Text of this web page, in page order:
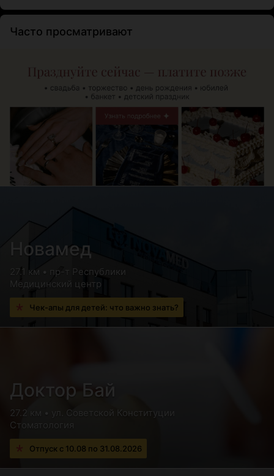
Часто просматривают
Новамед
27.1 км • пр-т Республики
Медицинский центр
Чек-апы для детей: что важно знать?
Доктор Бай
27.2 км • ул. Советской Конституции
Стоматология
Отпуск с 10.08 по 31.08.2026